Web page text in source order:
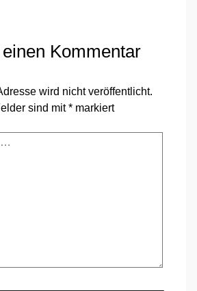
Kommentar
wird nicht veröffentlicht.
sind mit* markiert